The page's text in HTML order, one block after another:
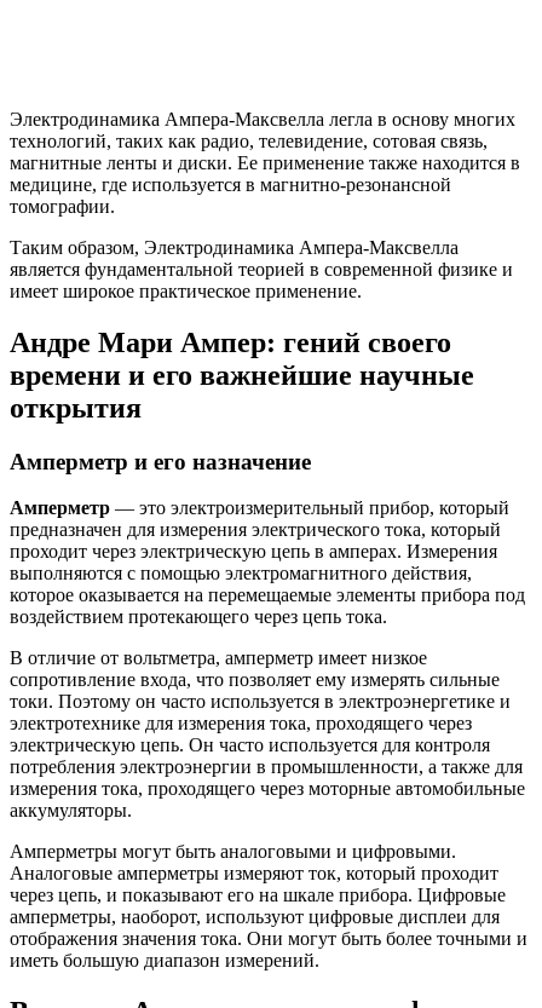
Электродинамика Ампера-Максвелла легла в основу многих
технологий, таких как радио, телевидение, сотовая связь,
магнитные ленты и диски. Ее применение также находится в
медицине, где используется в магнитно-резонансной
томографии.
Таким образом, Электродинамика Ампера-Максвелла
является фундаментальной теорией в современной физике и
имеет широкое практическое применение.
Андре Мари Ампер: гений своего
времени и его важнейшие научные
открытия
Амперметр и его назначение
Амперметр — это электроизмерительный прибор, который
предназначен для измерения электрического тока, который
проходит через электрическую цепь в амперах. Измерения
выполняются с помощью электромагнитного действия,
которое оказывается на перемещаемые элементы прибора под
воздействием протекающего через цепь тока.
В отличие от вольтметра, амперметр имеет низкое
сопротивление входа, что позволяет ему измерять сильные
токи. Поэтому он часто используется в электроэнергетике и
электротехнике для измерения тока, проходящего через
электрическую цепь. Он часто используется для контроля
потребления электроэнергии в промышленности, а также для
измерения тока, проходящего через моторные автомобильные
аккумуляторы.
Амперметры могут быть аналоговыми и цифровыми.
Аналоговые амперметры измеряют ток, который проходит
через цепь, и показывают его на шкале прибора. Цифровые
амперметры, наоборот, используют цифровые дисплеи для
отображения значения тока. Они могут быть более точными и
иметь большую диапазон измерений.